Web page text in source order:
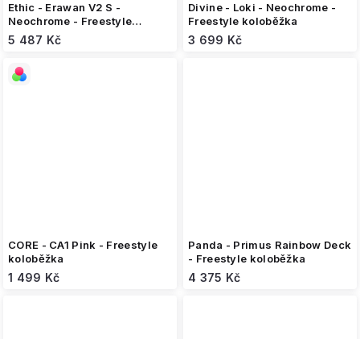
Ethic - Erawan V2 S -
Neochrome - Freestyle
koloběžka
5 487 Kč
Divine - Loki - Neochrome -
Freestyle koloběžka
3 699 Kč
CORE - CA1 Pink - Freestyle
koloběžka
1 499 Kč
Panda - Primus Rainbow Deck
- Freestyle koloběžka
4 375 Kč